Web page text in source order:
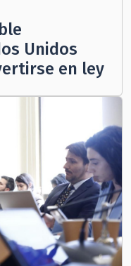
Unidos
en ley